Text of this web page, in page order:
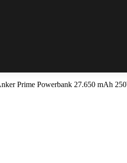
Prime Powerbank 27.650 mAh